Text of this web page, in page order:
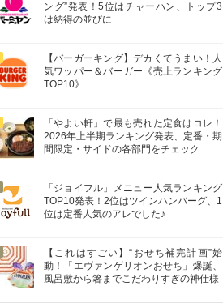
ング”発表！5位はチャーハン、トップ3
は納得の並びに
【バーガーキング】デカくてうまい！人
気ワッパー＆バーガー《売上ランキング
TOP10》
「やよい軒」で最も売れた定食はコレ！
2026年上半期ランキング発表、定番・期
間限定・サイドの各部門をチェック
「ジョイフル」メニュー人気ランキング
TOP10発表！2位はツインハンバーグ、1
位は定番人気のアレでした♪
【これはすごい】“おせち補完計画”始
動！「エヴァンゲリオンおせち」爆誕、
風呂敷から箸までこだわりすぎの神仕様